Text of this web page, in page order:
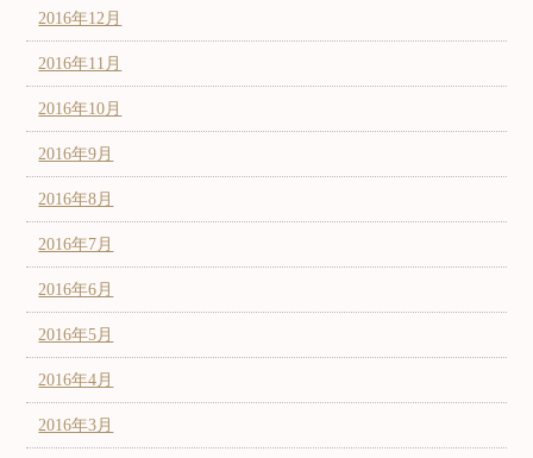
2016年12月
2016年11月
2016年10月
2016年9月
2016年8月
2016年7月
2016年6月
2016年5月
2016年4月
2016年3月